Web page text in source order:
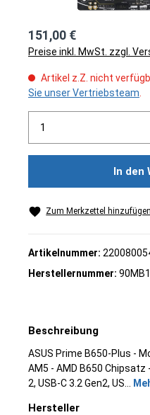
151,00 €
Preise inkl. MwSt. zzgl.
Artikel z.Z. nicht
Sie unser Vertriebsteam
Produkt Anzahl:
In den
Zum Merkzettel hinzufügen
Artikelnummer:
Herstellernummer:
Beschreibung
ASUS Prime B650-Plus -
AM5 - AMD B650 Chipsatz
2, USB-C 3.2 Gen2, US…
Hersteller